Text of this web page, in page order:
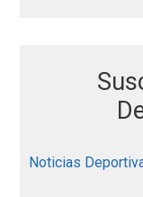
Noticias